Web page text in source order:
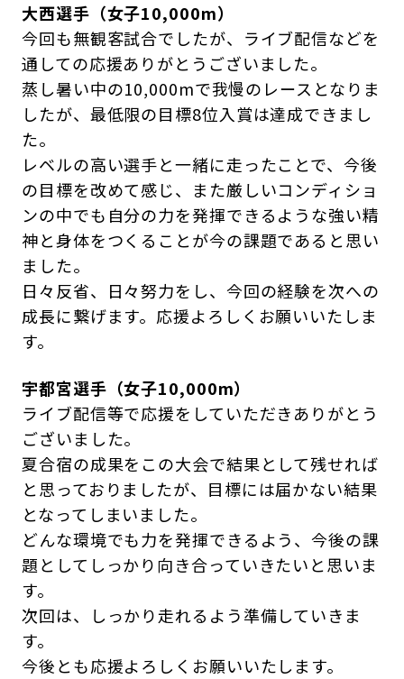
大西選手（女子10,000m）
今回も無観客試合でしたが、ライブ配信などを
通しての応援ありがとうございました。
蒸し暑い中の10,000mで我慢のレースとなりま
したが、最低限の目標8位入賞は達成できまし
た。
レベルの高い選手と一緒に走ったことで、今後
の目標を改めて感じ、また厳しいコンディショ
ンの中でも自分の力を発揮できるような強い精
神と身体をつくることが今の課題であると思い
ました。
日々反省、日々努力をし、今回の経験を次への
成長に繋げます。応援よろしくお願いいたしま
す。
宇都宮選手（女子10,000m）
ライブ配信等で応援をしていただきありがとう
ございました。
夏合宿の成果をこの大会で結果として残せれば
と思っておりましたが、目標には届かない結果
となってしまいました。
どんな環境でも力を発揮できるよう、今後の課
題としてしっかり向き合っていきたいと思いま
す。
次回は、しっかり走れるよう準備していきま
す。
今後とも応援よろしくお願いいたします。